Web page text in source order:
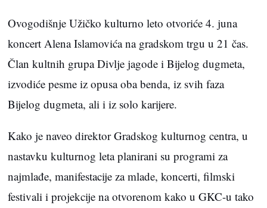
Ovogodišnje Užičko kulturno leto otvoriće 4. juna
koncert Alena Islamovića na gradskom trgu u 21 čas.
Član kultnih grupa Divlje jagode i Bijelog dugmeta,
izvodiće pesme iz opusa oba benda, iz svih faza
Bijelog dugmeta, ali i iz solo karijere.
Kako je naveo direktor Gradskog kulturnog centra, u
nastavku kulturnog leta planirani su programi za
najmlađe, manifestacije za mlade, koncerti, filmski
festivali i projekcije na otvorenom kako u GKC-u tako